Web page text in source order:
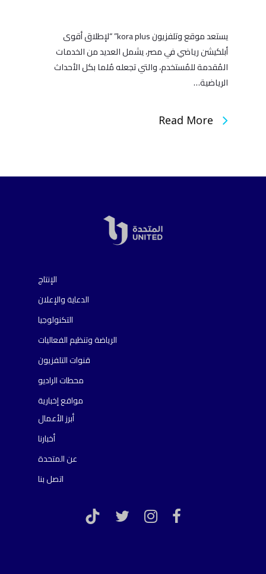
يستعد موقع وتلفزيون kora plus” “لإطلاق أقوى
أبلكيشن رياضي في مصر، يشمل العديد من الخدمات
المُقدمة للمُستخدم، والتي تجعله مُلما بكل الأحداث
الرياضية…
Read More
الإنتاج
الدعاية والإعلان
التكنولوجيا
الرياضة وتنظيم الفعاليات
قنوات التلفزيون
محطات الراديو
مواقع إخبارية
أبرز الأعمال
أخبارنا
عن المتحدة
اتصل بنا
facebook
instagram
twitter
TikTok